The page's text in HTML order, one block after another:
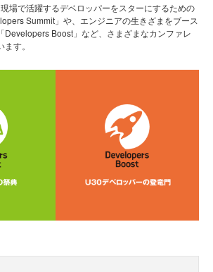
場で活躍するデベロッパーをスターにするための
Summit」や、エンジニアの生きざまをブース
Developers Boost」など、さまざまなカンファレ
す。